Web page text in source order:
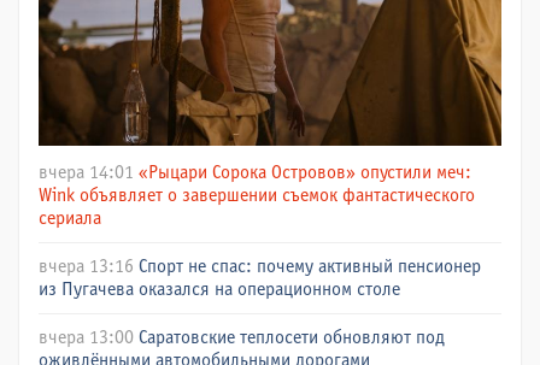
вчера 14:01 «Рыцари Сорока Островов» опустили меч:
Wink объявляет о завершении съемок фантастического
сериала
вчера 13:16 Спорт не спас: почему активный пенсионер
из Пугачева оказался на операционном столе
вчера 13:00 Саратовские теплосети обновляют под
оживлёнными автомобильными дорогами